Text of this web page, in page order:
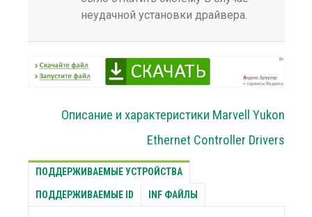
неудачной установки драйвера.
Описание и характеристики Marvell Yukon
Ethernet Controller Drivers
ПОДДЕРЖИВАЕМЫЕ УСТРОЙСТВА
ПОДДЕРЖИВАЕМЫЕ ID INF ФАЙЛЫ